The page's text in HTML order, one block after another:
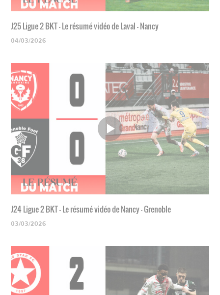
J25 Ligue 2 BKT - Le résumé vidéo de Laval - Nancy
04/03/2026
J24 Ligue 2 BKT - Le résumé vidéo de Nancy - Grenoble
03/03/2026